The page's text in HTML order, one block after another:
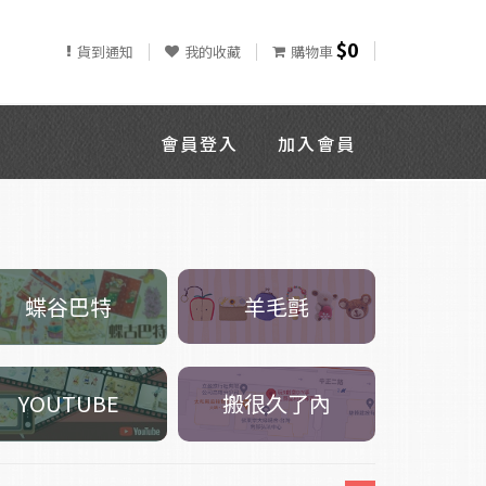
貨到通知 我的收藏 購物車$0
會員登入 加入會員
蝶谷巴特 羊毛氈
YOUTUBE 搬很久了內